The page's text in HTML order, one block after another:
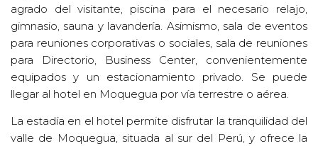
agrado del visitante, piscina para el necesario relajo,
gimnasio, sauna y lavandería. Asimismo, sala de eventos
para reuniones corporativas o sociales, sala de reuniones
para Directorio, Business Center, convenientemente
equipados y un estacionamiento privado. Se puede
llegar al hotel en Moquegua por vía terrestre o aérea.
La estadía en el hotel permite disfrutar la tranquilidad del
valle de Moquegua, situada al sur del Perú, y ofrece la